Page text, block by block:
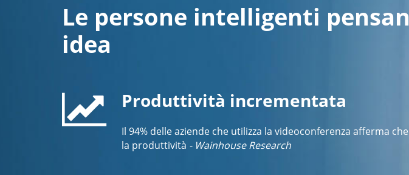
Le persone intelligenti
idea
Produttività incrementata
Il 94% delle aziende che utilizza la videoconferenza afferma
la produttività - Wainhouse Research